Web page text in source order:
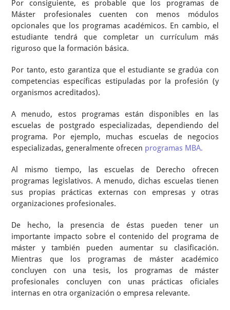
Por consiguiente, es probable que los programas de
Máster profesionales cuenten con menos módulos
opcionales que los programas académicos. En cambio, el
estudiante tendrá que completar un currículum más
riguroso que la formación básica.
Por tanto, esto garantiza que el estudiante se gradúa con
competencias específicas estipuladas por la profesión (y
organismos acreditados).
A menudo, estos programas están disponibles en las
escuelas de postgrado especializadas, dependiendo del
programa. Por ejemplo, muchas escuelas de negocios
especializadas, generalmente ofrecen programas MBA.
Al mismo tiempo, las escuelas de Derecho ofrecen
programas legislativos. A menudo, dichas escuelas tienen
sus propias prácticas externas con empresas y otras
organizaciones profesionales.
De hecho, la presencia de éstas pueden tener un
importante impacto sobre el contenido del programa de
máster y también pueden aumentar su clasificación.
Mientras que los programas de máster académico
concluyen con una tesis, los programas de máster
profesionales concluyen con unas prácticas oficiales
internas en otra organización o empresa relevante.